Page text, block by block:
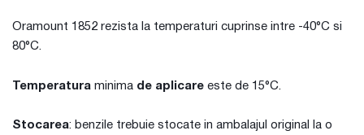
Oramount 1852 rezista la temperaturi cuprinse intre -40°C si
80°C.
Temperatura minima de aplicare este de 15°C.
Stocarea: benzile trebuie stocate in ambalajul original la o